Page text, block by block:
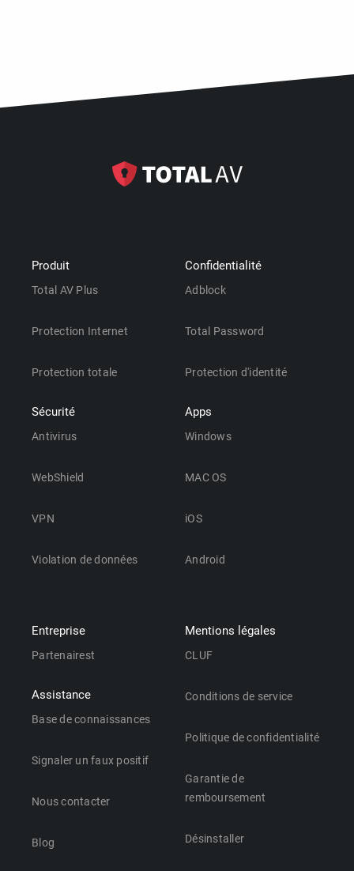
Produit
Total AV Plus
Protection Internet
Protection totale
Sécurité
Antivirus
WebShield
VPN
Violation de données
Confidentialité
Adblock
Total Password
Protection d'identité
Apps
Windows
MAC OS
iOS
Android
Entreprise
Partenairest
Assistance
Base de connaissances
Signaler un faux positif
Nous contacter
Blog
Mentions légales
CLUF
Conditions de service
Politique de confidentialité
Garantie de
remboursement
Désinstaller